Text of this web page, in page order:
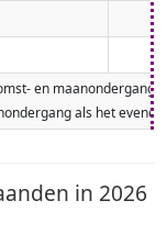
en
als het
in 2026